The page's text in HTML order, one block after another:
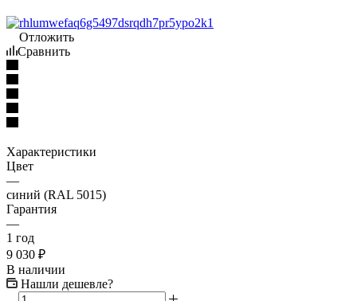
Отложить
Сравнить
Характеристики
Цвет
—
синий (RAL 5015)
Гарантия
—
1 год
9 030 ₽
В наличии
Нашли дешевле?